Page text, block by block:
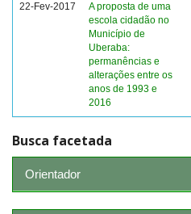
22-Fev-2017
A proposta de uma
escola cidadão no
Município de
Uberaba:
permanências e
alterações entre os
anos de 1993 e
2016
Busca facetada
Orientador